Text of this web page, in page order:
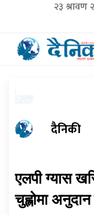
२३ श्रावण
दैनिकी
एलपी ग्यास
चुह्लोमा